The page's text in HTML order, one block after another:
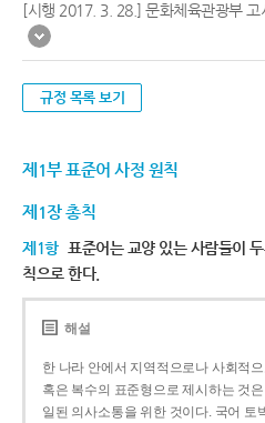
[시행 2017. 3. 28.] 문화체육관광부
규정 목록 보기
제1부 표준어 사정 원칙
제1장 총칙
제1항 표준어는 교양 있는 사람들이
칙으로 한다.
해설
한 나라 안에서 지역적으로나 사회적
혹은 복수의 표준형으로 제시하는 것
일된 의사소통을 위한 것이다. 국어 토